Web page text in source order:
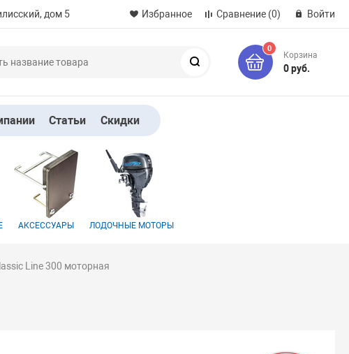
дом 5 Избранное Сравнение (0) Войти
0
Корзина
0 руб.
Статьи Скидки
АКСЕССУАРЫ ЛОДОЧНЫЕ МОТОРЫ
Line 300 моторная